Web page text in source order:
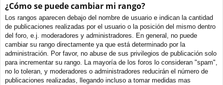
¿Cómo se puede cambiar mi rango?
Los rangos aparecen debajo del nombre de usuario e indican la cantidad
de publicaciones realizadas por el usuario o la posición del mismo dentro
del foro, e.j. moderadores y administradores. En general, no puede
cambiar su rango directamente ya que está determinado por la
administración. Por favor, no abuse de sus privilegios de publicación solo
para incrementar su rango. La mayoría de los foros lo consideran "spam",
no lo toleran, y moderadores o administradores reducirán el número de
publicaciones realizadas, llegando incluso a tomar medidas mas